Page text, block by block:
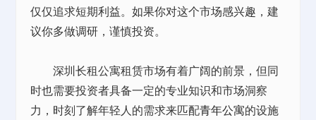
仅仅追求短期利益。如果你对这个市场感兴趣，建
议你多做调研，谨慎投资。
深圳长租公寓租赁市场有着广阔的前景，但同
时也需要投资者具备一定的专业知识和市场洞察
力，时刻了解年轻人的需求来匹配青年公寓的设施